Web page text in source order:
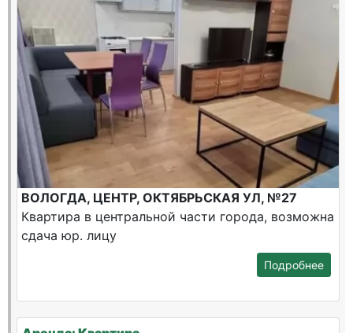
ВОЛОГДА, ЦЕНТР, ОКТЯБРЬСКАЯ УЛ, №27
Квартира в центральной части города, возможна
сдача юр. лицу
Подробнее